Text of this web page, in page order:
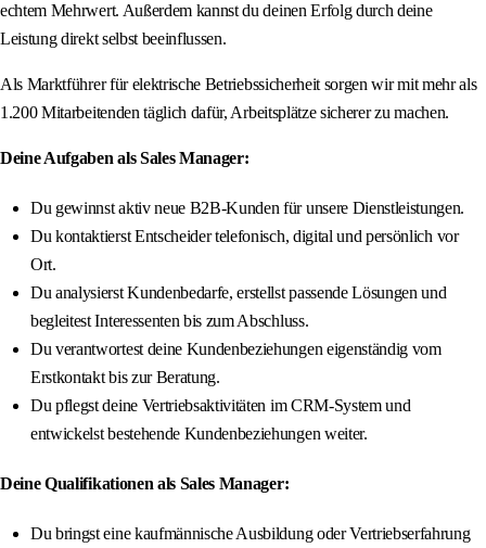
echtem Mehrwert. Außerdem kannst du deinen Erfolg durch deine
Leistung direkt selbst beeinflussen.
Als Marktführer für elektrische Betriebssicherheit sorgen wir mit mehr als
1.200 Mitarbeitenden täglich dafür, Arbeitsplätze sicherer zu machen.
Deine Aufgaben als Sales Manager:
Du gewinnst aktiv neue B2B-Kunden für unsere Dienstleistungen.
Du kontaktierst Entscheider telefonisch, digital und persönlich vor
Ort.
Du analysierst Kundenbedarfe, erstellst passende Lösungen und
begleitest Interessenten bis zum Abschluss.
Du verantwortest deine Kundenbeziehungen eigenständig vom
Erstkontakt bis zur Beratung.
Du pflegst deine Vertriebsaktivitäten im CRM-System und
entwickelst bestehende Kundenbeziehungen weiter.
Deine Qualifikationen als Sales Manager:
Du bringst eine kaufmännische Ausbildung oder Vertriebserfahrung